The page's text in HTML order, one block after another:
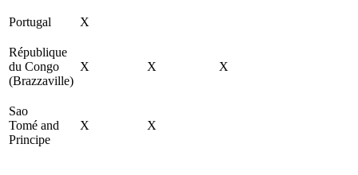
Portugal X
République
du Congo
(Brazzaville)
X X X
Sao
Tomé and
Principe
X X